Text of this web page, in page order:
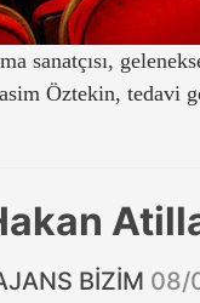
sanatçısı,
Öztekin, tedavi
BİZİM 08/